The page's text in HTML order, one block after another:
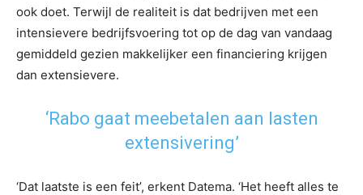
ook doet. Terwijl de realiteit is dat bedrijven met een
intensievere bedrijfsvoering tot op de dag van vandaag
gemiddeld gezien makkelijker een financiering krijgen
dan extensievere.
‘Rabo gaat meebetalen aan lasten
extensivering’
‘Dat laatste is een feit’, erkent Datema. ‘Het heeft alles te